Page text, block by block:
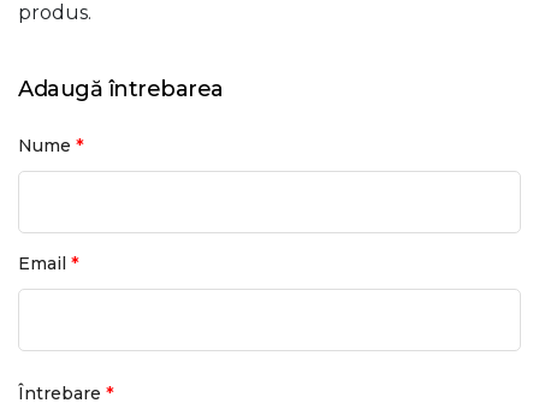
produs.
Adaugă întrebarea
Nume *
Email *
Întrebare *